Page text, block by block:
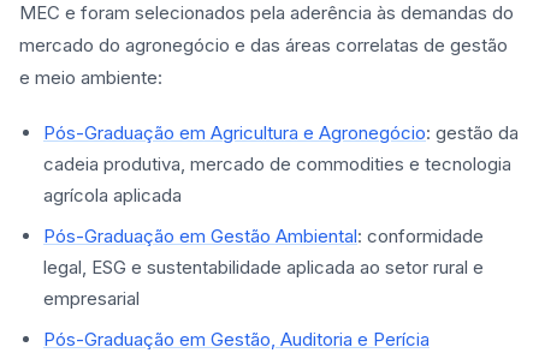
MEC e foram selecionados pela aderência às demandas do
mercado do agronegócio e das áreas correlatas de gestão
e meio ambiente:
Pós-Graduação em Agricultura e Agronegócio: gestão da
cadeia produtiva, mercado de commodities e tecnologia
agrícola aplicada
Pós-Graduação em Gestão Ambiental: conformidade
legal, ESG e sustentabilidade aplicada ao setor rural e
empresarial
Pós-Graduação em Gestão, Auditoria e Perícia